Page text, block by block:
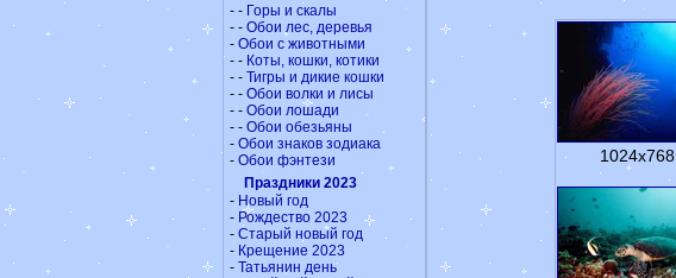
- - Горы и скалы
- - Обои лес, деревья
- Обои с животными
- - Коты, кошки, котики
- - Тигры и дикие кошки
- - Обои волки и лисы
- - Обои лошади
- - Обои обезьяны
- Обои знаков зодиака
- Обои фэнтези
Праздники 2023
- Новый год
- Рождество 2023
- Старый новый год
- Крещение 2023
- Татьянин день
1024x768